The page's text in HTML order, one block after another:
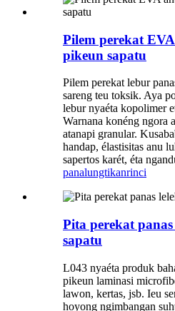
Pilem perekat
pikeun sapatu
Pilem perekat lebur
sareng teu toksik. Aya
lebur nyaéta kopolimer
Warnana konéng ngora
atanapi granular.
handap, élastisitas anu
sapertos karét, éta
panalungtikanrinci
Pita perekat
sapatu
L043 nyaéta produk
pikeun laminasi
lawon, kertas, jsb. Ieu
hoyong ngimbangan